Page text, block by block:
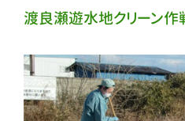
渡良瀬遊水地クリーン